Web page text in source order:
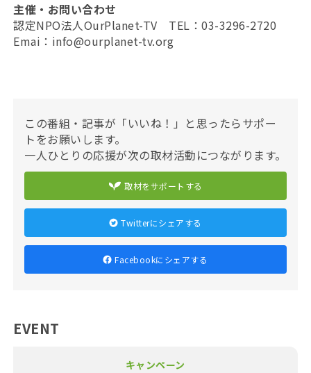
主催・お問い合わせ
認定NPO法人OurPlanet-TV TEL：03-3296-2720
Emai：info@ourplanet-tv.org
この番組・記事が「いいね！」と思ったらサポー
トをお願いします。
一人ひとりの応援が次の取材活動につながります。
取材をサポートする
Twitterにシェアする
Facebookにシェアする
EVENT
キャンペーン